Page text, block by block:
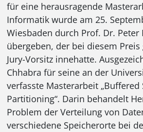
für eine herausragende
Informatik wurde am 25.
Wiesbaden durch Prof. Dr. Peter
übergeben, der bei diesem
Jury-Vorsitz innehatte.
Chhabra für seine an der
verfasste Masterarbeit „Buffered
Partitioning“. Darin behandelt
Problem der Verteilung von
verschiedene Speicherorte bei